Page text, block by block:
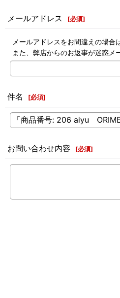
メールアドレス [必須]
メールアドレスをお間違えの場合
また、弊店からのお返事が迷惑メ
件名 [必須]
お問い合わせ内容 [必須]